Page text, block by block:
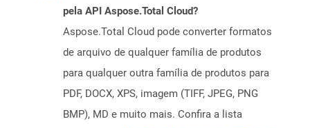
pela API Aspose.Total Cloud?
Aspose.Total Cloud pode converter formatos
de arquivo de qualquer família de produtos
para qualquer outra família de produtos para
PDF, DOCX, XPS, imagem (TIFF, JPEG, PNG
BMP), MD e muito mais. Confira a lista